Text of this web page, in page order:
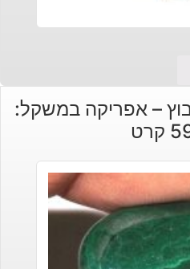
– אפריקה במשקל: